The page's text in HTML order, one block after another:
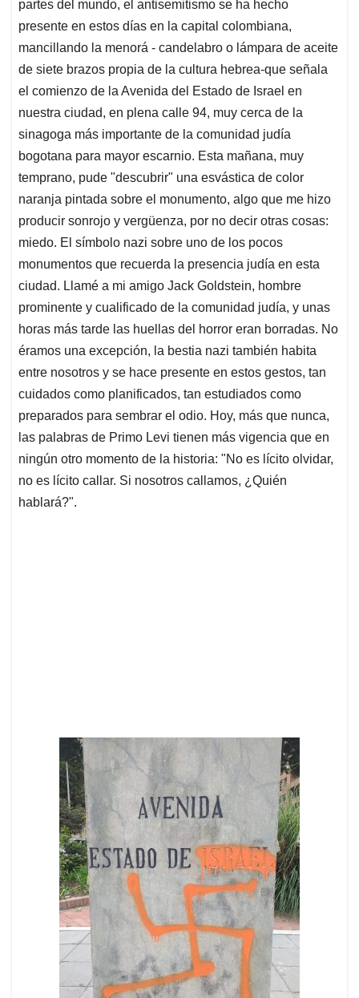
A
p
p
o
o
k
d
I
n
d
s
partes del mundo, el antisemitismo se ha hecho
presente en estos días en la capital colombiana,
mancillando la menorá - candelabro o lámpara de aceite
de siete brazos propia de la cultura hebrea-que señala
el comienzo de la Avenida del Estado de Israel en
nuestra ciudad, en plena calle 94, muy cerca de la
sinagoga más importante de la comunidad judía
bogotana para mayor escarnio. Esta mañana, muy
temprano, pude "descubrir" una esvástica de color
naranja pintada sobre el monumento, algo que me hizo
producir sonrojo y vergüenza, por no decir otras cosas:
miedo. El símbolo nazi sobre uno de los pocos
monumentos que recuerda la presencia judía en esta
ciudad. Llamé a mi amigo Jack Goldstein, hombre
prominente y cualificado de la comunidad judía, y unas
horas más tarde las huellas del horror eran borradas. No
éramos una excepción, la bestia nazi también habita
entre nosotros y se hace presente en estos gestos, tan
cuidados como planificados, tan estudiados como
preparados para sembrar el odio. Hoy, más que nunca,
las palabras de Primo Levi tienen más vigencia que en
ningún otro momento de la historia: "No es lícito olvidar,
no es lícito callar. Si nosotros callamos, ¿Quién
hablará?".